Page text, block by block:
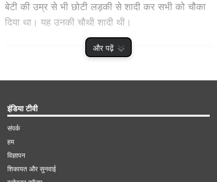
और पढ़ें
बेटी की उम्र से भी छोटी लड़की से शादी कर सभी को चौका
दिया था। यह उनकी चौथी शादी थी।
Advertisement
इंडिया टीवी
संपर्क
हम
विज्ञापन
शिकायत और सुनवाई